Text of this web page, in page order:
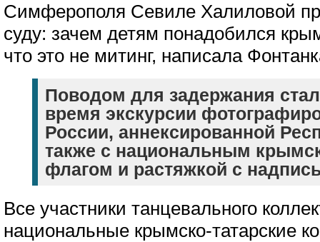
Симферополя Севиле Халиловой
суду: зачем детям понадобился
что это не митинг, написала
Поводом для задержания
время экскурсии
России, аннексированной
также с национальным
флагом и растяжкой с
Все участники танцевального
национальные крымско-татарские